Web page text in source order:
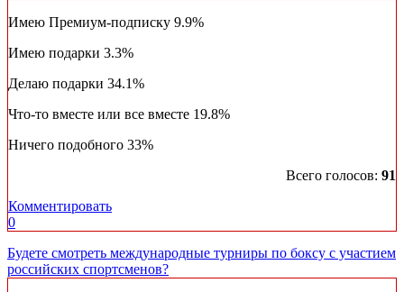
Имею Премиум-подписку 9.9%
Имею подарки 3.3%
Делаю подарки 34.1%
Что-то вместе или все вместе 19.8%
Ничего подобного 33%
Всего голосов: 91
Комментировать
0
Будете смотреть международные турниры по боксу с участием
российских спортсменов?